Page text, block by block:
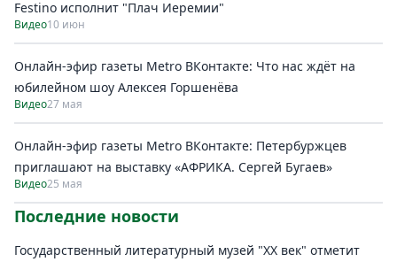
Festino исполнит "Плач Иеремии"
Видео10 июн
Онлайн-эфир газеты Metro ВКонтакте: Что нас ждёт на
юбилейном шоу Алексея Горшенёва
Видео27 мая
Онлайн-эфир газеты Metro ВКонтакте: Петербуржцев
приглашают на выставку «АФРИКА. Сергей Бугаев»
Видео25 мая
Последние новости
Государственный литературный музей "ХХ век" отметит